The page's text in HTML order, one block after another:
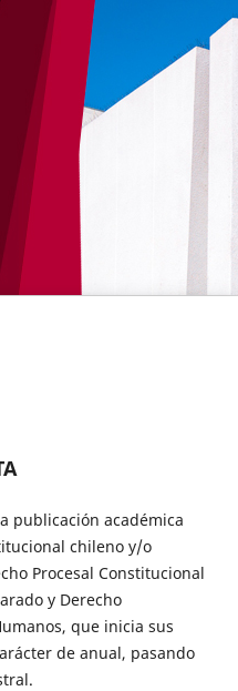
publicación académica
chileno y/o
Procesal Constitucional
y Derecho
que inicia sus
de anual, pasando